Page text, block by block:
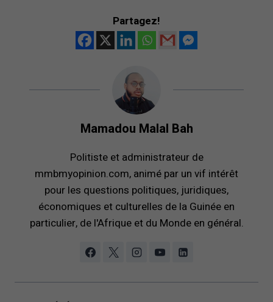
Partagez!
Mamadou Malal Bah
Politiste et administrateur de
mmbmyopinion.com, animé par un vif intérêt
pour les questions politiques, juridiques,
économiques et culturelles de la Guinée en
particulier, de l'Afrique et du Monde en général.